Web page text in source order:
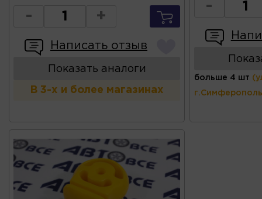
- +
Написать отзыв
Показать аналоги
В 3-х и более магазинах
-
больше 4 шт